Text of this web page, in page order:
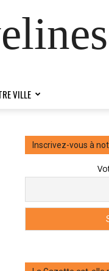
VILLE
Inscrivez-vous à